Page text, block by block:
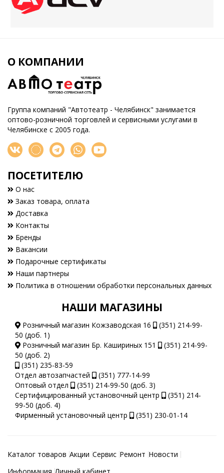
О КОМПАНИИ
Группа компаний "Автотеатр - Челябинск" занимается
оптово-розничной торговлей и сервисными услугами в
Челябинске с 2005 года.
ПОСЕТИТЕЛЮ
О нас
Заказ товара, оплата
Доставка
Контакты
Бренды
Вакансии
Подарочные сертификаты
Наши партнеры
Политика в отношении обработки персональных данных
НАШИ МАГАЗИНЫ
Розничный магазин Кожзаводская 16
(351) 214-99-
50 (доб. 1)
Розничный магазин Бр. Кашириных 151
(351) 214-99-
50 (доб. 2)
(351) 235-83-59
Отдел автозапчастей
(351) 777-14-99
Оптовый отдел
(351) 214-99-50 (доб. 3)
Сертифицированный установочный центр
(351) 214-
99-50 (доб. 4)
Фирменный установочный центр
(351) 230-01-14
Каталог товаров Акции Сервис Ремонт Новости